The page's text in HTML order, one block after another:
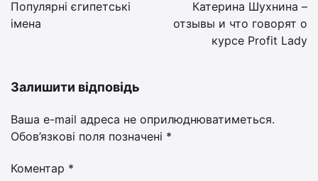
Популярні єгипетські
імена
Катерина Шухнина –
отзывы и что говорят о
курсе Profit Lady
Залишити відповідь
Ваша e-mail адреса не оприлюднюватиметься.
Обов’язкові поля позначені *
Коментар *